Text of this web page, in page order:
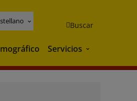
Buscar
Servicios Servicios